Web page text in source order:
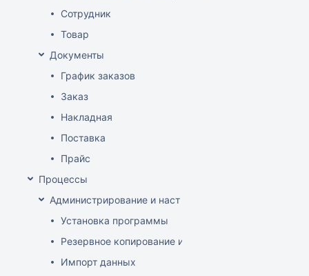
Сотрудник
Товар
Документы
График заказов
Заказ
Накладная
Поставка
Прайс
Процессы
Администрирование и настройка
Установка программы
Резервное копирование и восстановление базы
Импорт данных